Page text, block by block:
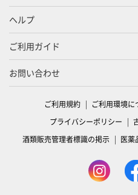
ヘルプ
ご利用ガイド
お問い合わせ
ご利用規約 ご利用環境に
プライバシーポリシー
酒類販売管理者標識の掲示
医薬